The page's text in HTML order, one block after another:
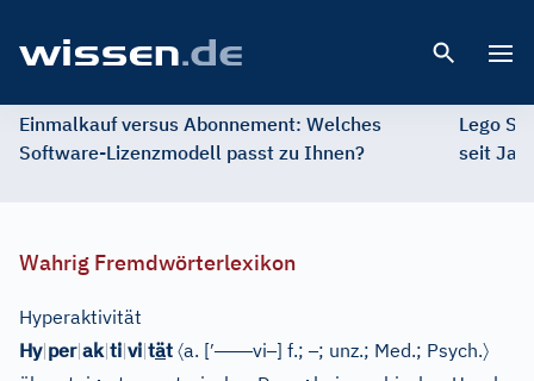
Einmalkauf versus Abonnement: Welches
Software-Lizenzmodell passt zu Ihnen?
Lego
seit
Wahrig Fremdwörterlexikon
Hyperaktivität
Hy|per|ak|ti|vi|tät 〈a. [′––––vi–] f.;–; unz.; Med.; Psych.〉